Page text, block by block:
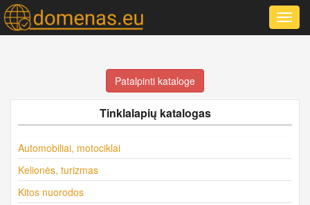
Patalpinti kataloge
Tinklalapių katalogas
Automobiliai, motociklai
Kelionės, turizmas
Kitos nuorodos